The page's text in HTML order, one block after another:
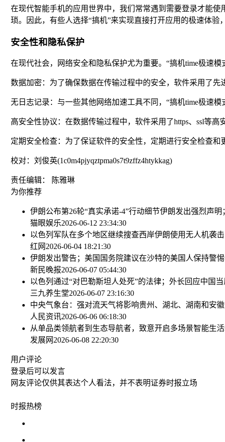
在现代智能手机的应用世界中，我们常常遇到需要登录才能
琐。因此，有些人选择“搞机”来实现直接打开应用的极速体验
安全性和隐私保护
在现代社会，网络安全和隐私保护尤为重要。“搞机time极速
数据加密：为了确保数据在传输过程中的安全，软件采用了先
无日志记录：与一些其他网络加速工具不同，“搞机time极速
高安全性协议：在数据传输过程中，软件采用了https、ssl等高
定期安全检查：为了保证软件的安全性，定期进行安全检查和
校对：刘俊英(1c0m4pjyqztpma0s7t9zffz4htykkag)
责任编辑： 陈雅琳
为你推荐
伊朗公布第26轮“真实承诺-4”行动细节伊朗发出强烈声明
猫眼娱乐2026-06-12 23:34:30
以色列军队在多个地区继续搜查西岸伊朗使用无人机袭
红网 2026-06-04 18:21:30
伊朗发出警告；美国国务院建议在沙特的美国人保持警惕
新民晚报2026-06-07 05:44:30
以色列通过“对巴勒斯坦人处死”的法律；外长回应中国
三九养生堂2026-06-07 23:16:30
中央气象台：强对流天气将影响贵州、湖北、湖南和安
人民资讯2026-06-06 06:18:30
从单品类领航者到生态导航者，致意开启多场景智能生
发展网 2026-06-08 22:20:30
用户评论
登录后可以发言
网友评论仅供其表达个人看法，并不表明证券时报立场
时报热榜